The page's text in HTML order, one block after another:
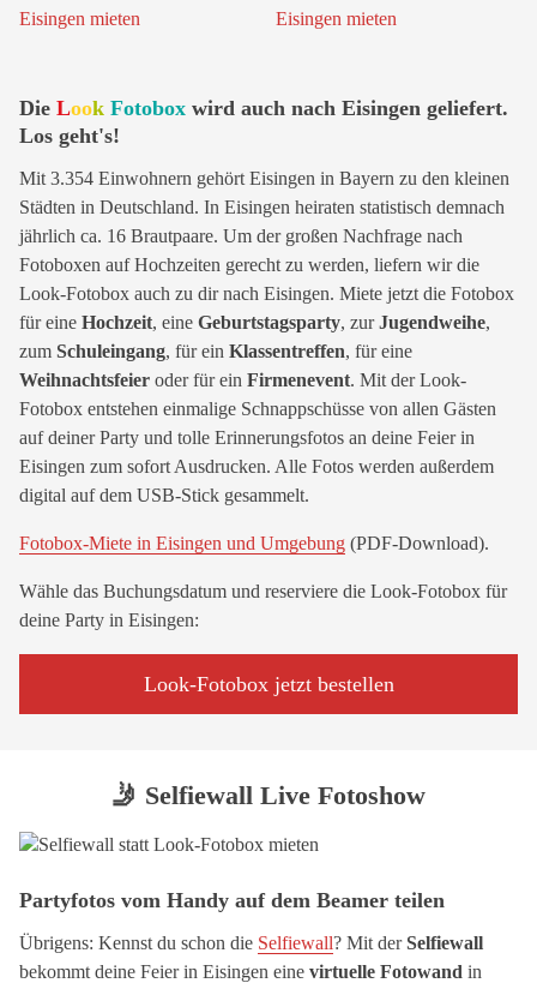
Die Look Fotobox wird auch nach Eisingen geliefert.
Los geht's!
Mit 3.354 Einwohnern gehört Eisingen in Bayern zu den kleinen
Städten in Deutschland. In Eisingen heiraten statistisch demnach
jährlich ca. 16 Brautpaare. Um der großen Nachfrage nach
Fotoboxen auf Hochzeiten gerecht zu werden, liefern wir die
Look-Fotobox auch zu dir nach Eisingen. Miete jetzt die Fotobox
für eine Hochzeit, eine Geburtstagsparty, zurJugendweihe,
zum Schuleingang, für ein Klassentreffen, für eine
Weihnachtsfeier oder für ein Firmenevent. Mit der Look-
Fotobox entstehen einmalige Schnappschüsse von allen Gästen
auf deiner Party und tolle Erinnerungsfotos an deine Feier in
Eisingen zum sofort Ausdrucken. Alle Fotos werden außerdem
digital auf dem USB-Stick gesammelt.
Fotobox-Miete in Eisingen und Umgebung (PDF-Download).
Wähle das Buchungsdatum und reserviere die Look-Fotobox für
deine Party in Eisingen:
Look-Fotobox jetzt bestellen
🤳 Selfiewall Live Fotoshow
Partyfotos vom Handy auf dem Beamer teilen
Übrigens: Kennst du schon die Selfiewall? Mit derSelfiewall
bekommt deine Feier in Eisingen eine virtuelle Fotowand in